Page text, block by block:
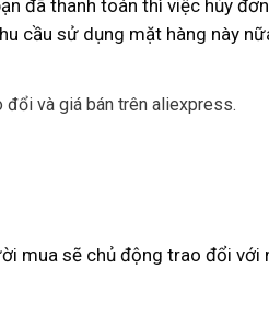
đã thanh toán thì việc hủy
cầu sử dụng mặt hàng này
đổi và giá bán trên aliexpress.
mua sẽ chủ động trao đổi